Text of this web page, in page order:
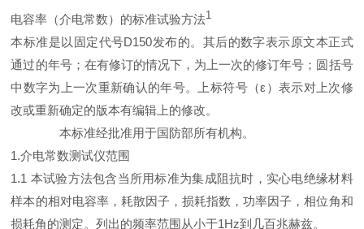
电容率（介电常数）的标准试验方法1
本标准是以固定代号D150发布的。其后的数字表示原文本正式
通过的年号；在有修订的情况下，为上一次的修订年号；圆括号
中数字为上一次重新确认的年号。上标符号（ε）表示对上次修
改或重新确定的版本有编辑上的修改。
本标准经批准用于国防部所有机构。
1.介电常数测试仪范围
1.1 本试验方法包含当所用标准为集成阻抗时，实心电绝缘材料
样本的相对电容率，耗散因子，损耗指数，功率因子，相位角和
损耗角的测定。列出的频率范围从小于1Hz到几百兆赫兹。